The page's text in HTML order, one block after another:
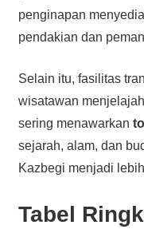
penginapan
pendakian dan
Selain itu, fasilitas
wisatawan
sering menawarkan
sejarah, alam, dan
Kazbegi menjadi
Tabel